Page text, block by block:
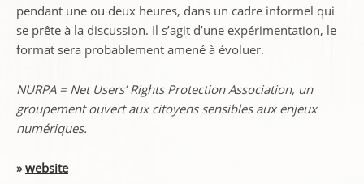
pendant une ou deux heures, dans un cadre informel qui
se prête à la discussion. Il s’agit d’une expérimentation, le
format sera probablement amené à évoluer.
NURPA = Net Users’ Rights Protection Association, un
groupement ouvert aux citoyens sensibles aux enjeux
numériques.
»website